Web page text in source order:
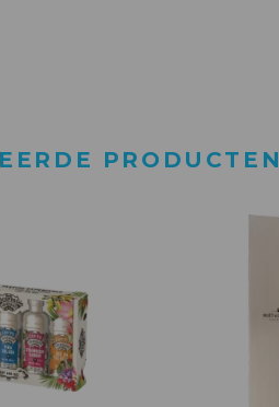
PRODUCTEN